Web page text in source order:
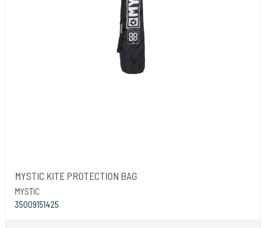
MYSTIC KITE PROTECTION BAG
MYSTIC
35009151425